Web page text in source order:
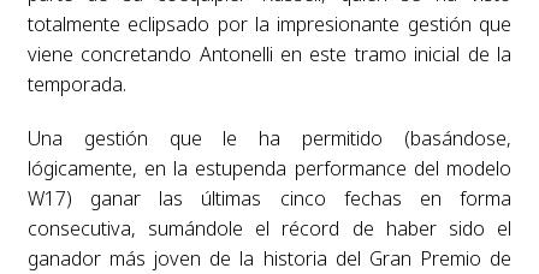
totalmente eclipsado por la impresionante gestión que
viene concretando Antonelli en este tramo inicial de la
temporada.
Una gestión que le ha permitido (basándose,
lógicamente, en la estupenda performance del modelo
W17) ganar las últimas cinco fechas en forma
consecutiva, sumándole el récord de haber sido el
ganador más joven de la historia del Gran Premio de